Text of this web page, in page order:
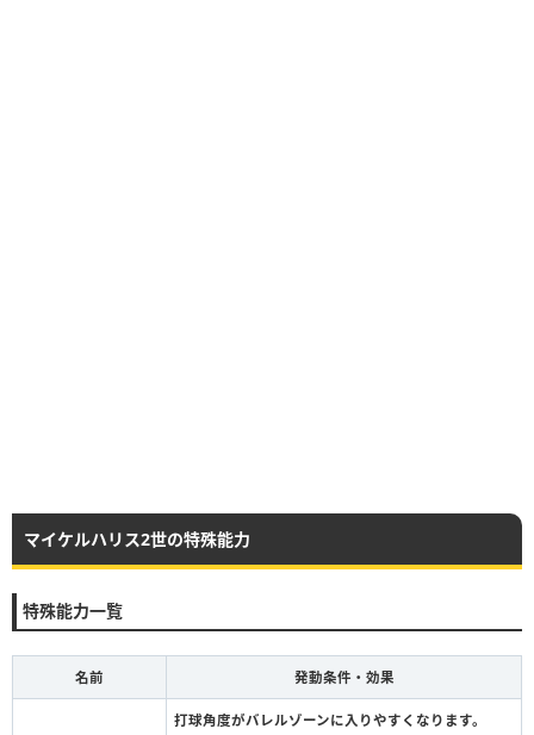
マイケルハリス2世の特殊能力
特殊能力一覧
名前 発動条件・効果
打球角度がバレルゾーンに入りやすくなります。